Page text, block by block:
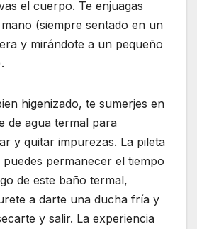
el cuerpo. Te enjuagas
(siempre sentado en un
y mirándote a un pequeño
higenizado, te sumerjes en
de agua termal para
y quitar impurezas. La pileta
permanecer el tiempo
de este baño termal,
a darte una ducha fría y
y salir. La experiencia